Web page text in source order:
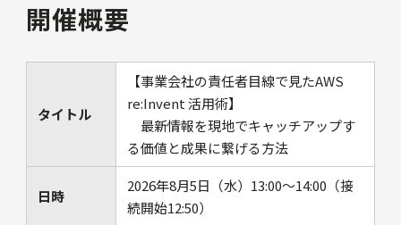
開催概要
タイトル
【事業会社の責任者目線で見たAWS
re:Invent 活用術】
最新情報を現地でキャッチアップす
る価値と成果に繋げる方法
日時
2026年8月5日（水）13:00～14:00（接
続開始12:50）